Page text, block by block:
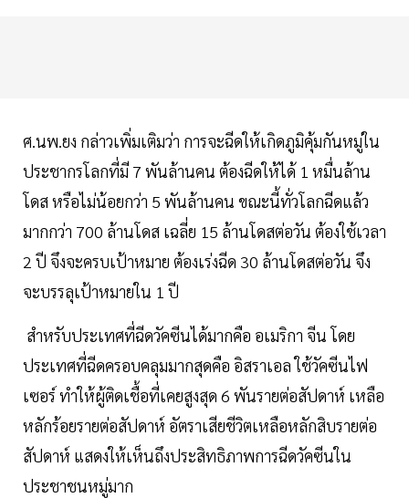
ศ.นพ.ยง กล่าวเพิ่มเติมว่า การจะฉีดให้เกิดภูมิคุ้มกันหมู่ใน
ประชากรโลกที่มี 7 พันล้านคน ต้องฉีดให้ได้ 1 หมื่นล้าน
โดส หรือไม่น้อยกว่า 5 พันล้านคน ขณะนี้ทั่วโลกฉีดแล้ว
มากกว่า 700 ล้านโดส เฉลี่ย 15 ล้านโดสต่อวัน ต้องใช้เวลา
2 ปี จึงจะครบเป้าหมาย ต้องเร่งฉีด 30 ล้านโดสต่อวัน จึง
จะบรรลุเป้าหมายใน 1 ปี
สำหรับประเทศที่ฉีดวัคซีนได้มากคือ อเมริกา จีน โดย
ประเทศที่ฉีดครอบคลุมมากสุดคือ อิสราเอล ใช้วัคซีนไฟ
เซอร์ ทำให้ผู้ติดเชื้อที่เคยสูงสุด 6 พันรายต่อสัปดาห์ เหลือ
หลักร้อยรายต่อสัปดาห์ อัตราเสียชีวิตเหลือหลักสิบรายต่อ
สัปดาห์ แสดงให้เห็นถึงประสิทธิภาพการฉีดวัคซีนใน
ประชาชนหมู่มาก